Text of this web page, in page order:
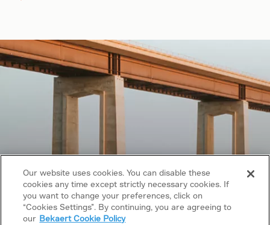
Copyright © 2026 Bekaert. Tous droits réservés
Our website uses cookies. You can disable these
cookies any time except strictly necessary cookies. If
you want to change your preferences, click on
“Cookies Settings”. By continuing, you are agreeing to
our Bekaert Cookie Policy